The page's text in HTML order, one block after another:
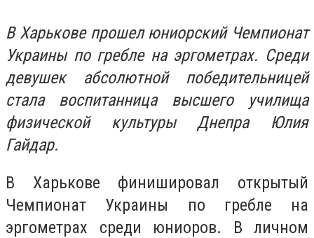
В Харькове прошел юниорский Чемпионат
Украины по гребле на эргометрах. Среди
девушек абсолютной победительницей
стала воспитанница высшего училища
физической культуры Днепра Юлия
Гайдар.
В Харькове финишировал открытый
Чемпионат Украины по гребле на
эргометрах среди юниоров. В личном